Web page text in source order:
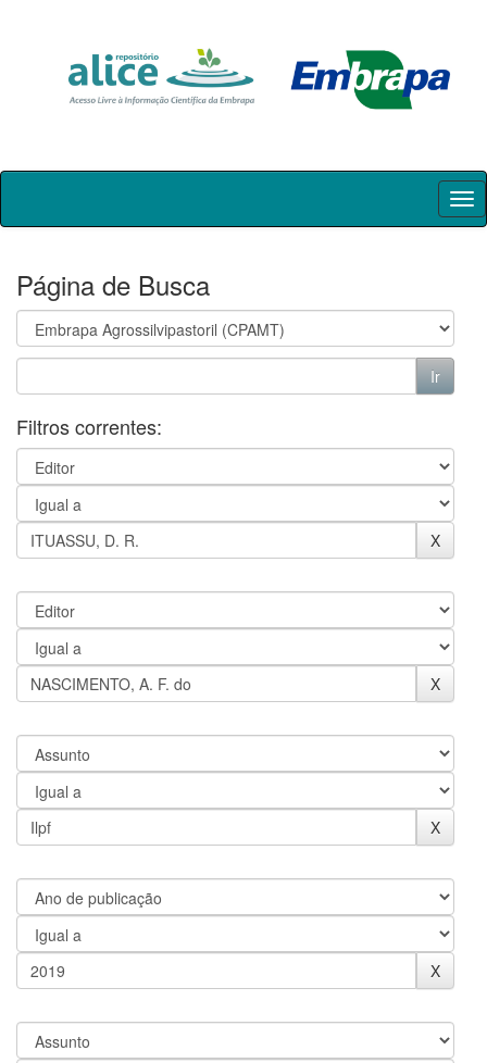
Skip
Página de Busca
Filtros correntes: